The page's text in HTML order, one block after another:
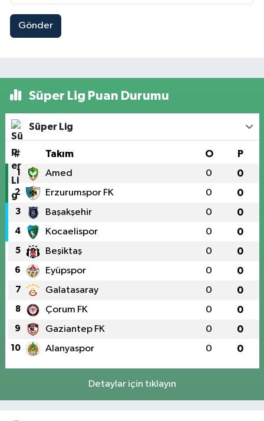
Gönder
Süper Lig Puan Durumu
Süper Lig
# Takım O P
1 Amed 0 0
2 Erzurumspor FK 0 0
3 Başakşehir 0 0
4 Kocaelispor 0 0
5 Beşiktaş 0 0
6 Eyüpspor 0 0
7 Galatasaray 0 0
8 Çorum FK 0 0
9 Gaziantep FK 0 0
10 Alanyaspor 0 0
Detaylar için tıklayın